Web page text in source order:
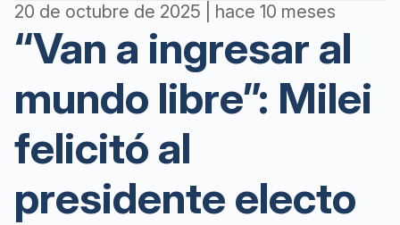
20 de octubre de 2025 | hace 10 meses
“Van a ingresar al
mundo libre”: Milei
felicitó al
presidente electo